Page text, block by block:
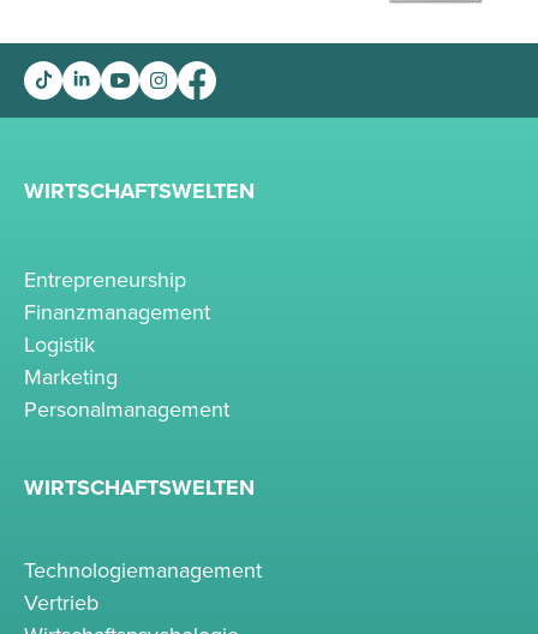
WIRTSCHAFTSWELTEN
Entrepreneurship
Finanzmanagement
Logistik
Marketing
Personalmanagement
WIRTSCHAFTSWELTEN
Technologiemanagement
Vertrieb